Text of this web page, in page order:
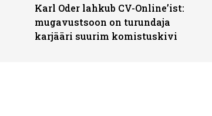
Karl Oder lahkub CV-Online’ist:
mugavustsoon on turundaja
karjääri suurim komistuskivi